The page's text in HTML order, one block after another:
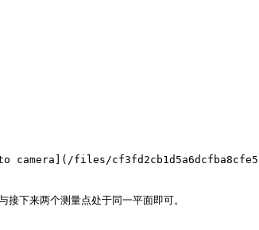
files/
下来两个测量点处于同一平面即可。